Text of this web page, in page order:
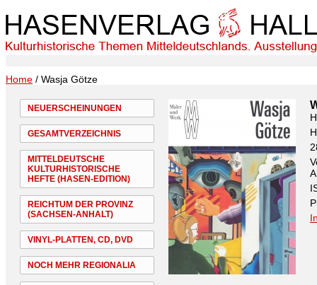
Home / Wasja Götze
NEUERSCHEINUNGEN
GESAMTVERZEICHNIS
MITTELDEUTSCHE
KULTURHISTORISCHE
HEFTE (HASEN-EDITION)
REICHTUM DER PROVINZ
(SACHSEN-ANHALT)
VINYL-PLATTEN, CD, DVD
NOCH MEHR REGIONALIA